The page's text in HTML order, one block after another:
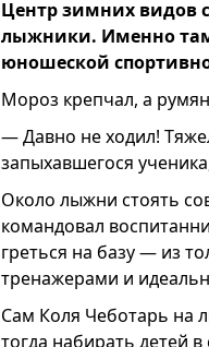
Центр зимних видов
лыжники. Именно там
юношеской
Мороз крепчал, а
— Давно не ходил!
запыхавшегося
Около лыжни стоять
командовал
греться на базу — из
тренажерами и
Сам Коля Чеботарь на
тогда набирать детей